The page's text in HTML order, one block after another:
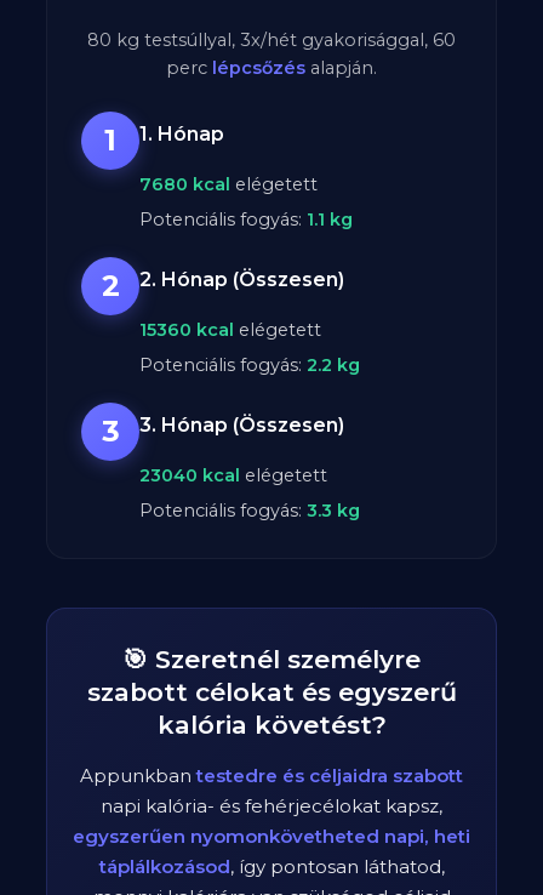
80 kg testsúllyal, 3x/hét gyakorisággal, 60
perc lépcsőzés alapján.
1 1. Hónap
7680 kcal elégetett
Potenciális fogyás: 1.1 kg
2 2. Hónap (Összesen)
15360 kcal elégetett
Potenciális fogyás:2.2 kg
3 3. Hónap (Összesen)
23040 kcal elégetett
Potenciális fogyás:3.3 kg
🎯 Szeretnél személyre
szabott célokat és egyszerű
kalória követést?
Appunkbantestedre és céljaidra szabott
napi kalória- és fehérjecélokat kapsz,
egyszerűen nyomonkövetheted napi, heti
táplálkozásod, így pontosan láthatod,